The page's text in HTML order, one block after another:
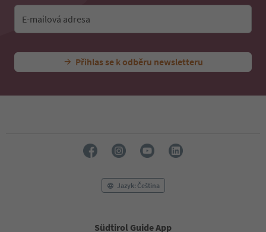
E-mailová adresa
Přihlas se k odběru newsletteru
Jazyk: Čeština
Südtirol Guide App